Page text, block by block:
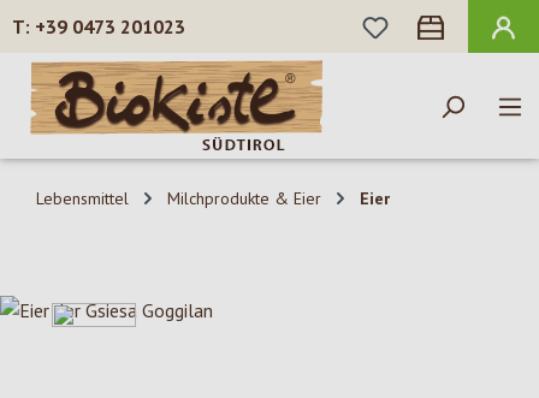
Zum Hauptinhalt springen
+39 0473 201023
DU HAST 0
Lebensmittel Milchprodukte & Eier Eier
Bildergalerie überspringen